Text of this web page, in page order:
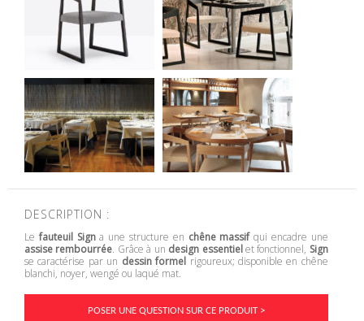
DESCRIPTION :
Lefauteuil Signa une structure en chêne massifqui encadre une
assise rembourrée. Grâce à un design essentielet fonctionnel, Sign
se caractérise par un dessin formel rigoureux; disponible en chêne
blanchi, noyer, wengé ou laqué mat.
POSER UNE QUESTION SUR CE PRODUIT >